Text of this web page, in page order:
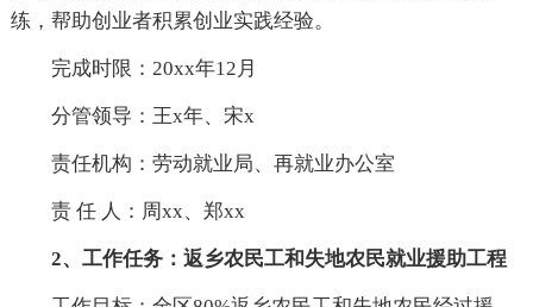
练，帮助创业者积累创业实践经验。
完成时限：20xx年12月
分管领导：王x年、宋x
责任机构：劳动就业局、再就业办公室
责 任 人：周xx、郑xx
2、工作任务：返乡农民工和失地农民就业援助工程